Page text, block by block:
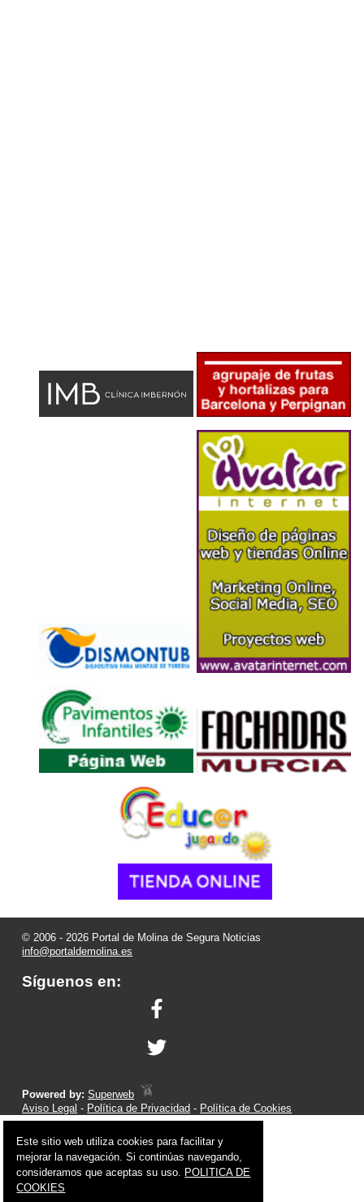
© 2006 - 2026 Portal de Molina de Segura Noticias
info@portaldemolina.es
Síguenos en:
Powered by:Superweb
Aviso Legal - Política de Privacidad - Política de Cookies
Este sitio web utiliza cookies para facilitar y
mejorar la navegación. Si continúas navegando,
consideramos que aceptas su uso. POLITICA DE
COOKIES